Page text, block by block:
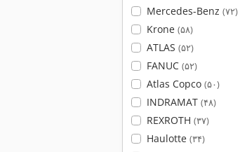
Mercedes-Benz (۷۲)
Krone (۵۸)
ATLAS (۵۲)
FANUC (۵۲)
Atlas Copco (۵۰)
INDRAMAT (۴۸)
REXROTH (۳۷)
Haulotte (۳۴)